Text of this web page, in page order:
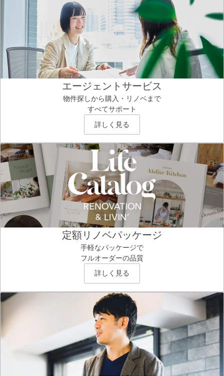
エージェントサービス
物件探しから購入・リノベまで
すべてサポート
詳しく見る
定額リノベパッケージ
手軽なパッケージで
フルオーダーの品質
詳しく見る